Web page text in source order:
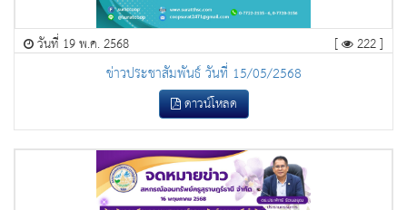
วันที่ 19 พ.ค. 2568 [ 222 ]
ข่าวประชาสัมพันธ์ วันที่ 15/05/2568
ดาวน์โหลด